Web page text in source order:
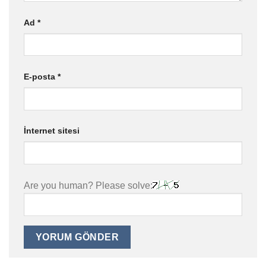
Ad *
E-posta *
İnternet sitesi
Are you human? Please solve: